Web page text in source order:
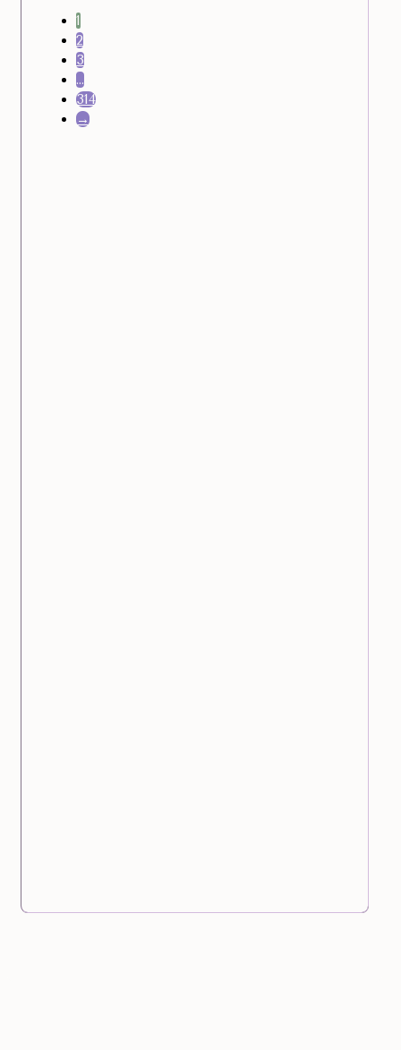
1
2
3
…
314
→